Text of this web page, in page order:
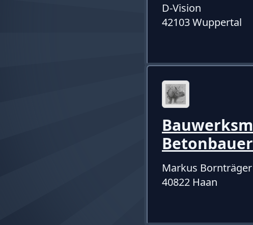
D-Vision
42103 Wuppertal
Markus
40822 Haan